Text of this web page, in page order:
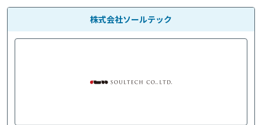
株式会社ソールテック